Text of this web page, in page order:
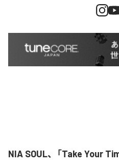
NIA SOUL、「Take Your